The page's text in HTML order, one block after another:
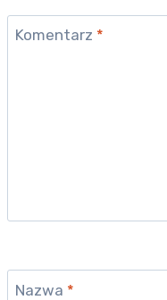
Komentarz *
Nazwa *